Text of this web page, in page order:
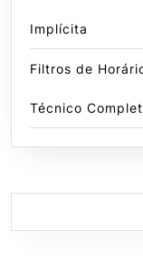
Implícita
Filtros de
Técnico